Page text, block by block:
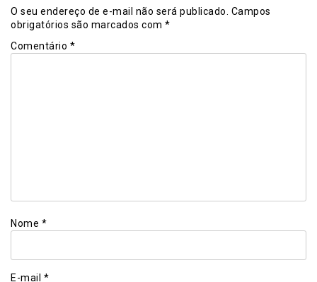
O seu endereço de e-mail não será publicado. Campos
obrigatórios são marcados com *
Comentário *
Nome *
E-mail *